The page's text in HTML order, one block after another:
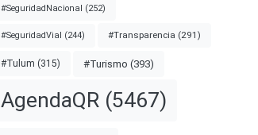
#SeguridadNacional (252)
#SeguridadVial (244) #Transparencia (291)
#Tulum (315) #Turismo (393)
AgendaQR(5467)